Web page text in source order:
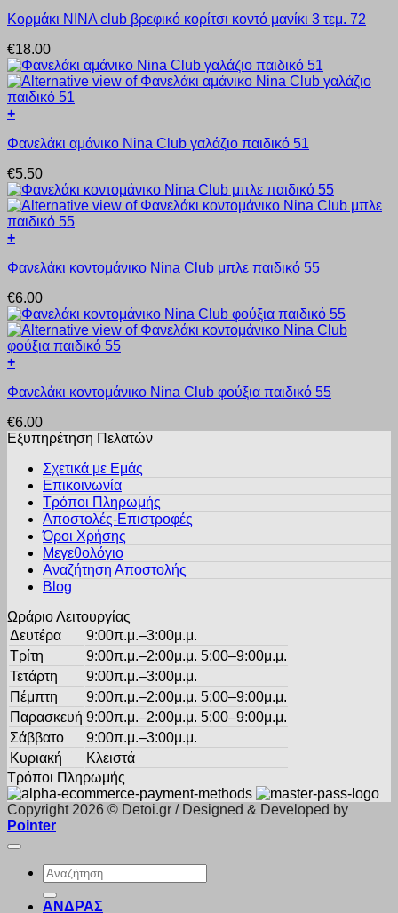
προϊόντος
επιλογές
να
επιλεγούν
στη
σελίδα
του
προϊόντος
το
έχει
πολλαπλές
παραλλαγές.
Οι
επιλογές
να
στη
σελίδα
του
προϊόντος
Κορμάκι ΝΙΝΑ club βρεφικό κορίτσι κοντό μανίκι 3 τεμ. 72
€18.00
+
το
έχει
πολλαπλές
παραλλαγές.
Οι
επιλογές
να
στη
σελίδα
του
προϊόντος
Φανελάκι αμάνικο Nina Club γαλάζιο παιδικό 51
€5.50
+
το
έχει
πολλαπλές
παραλλαγές.
Οι
επιλογές
να
στη
σελίδα
προϊόντος
Φανελάκι κοντομάνικο Nina Club μπλε παιδικό 55
€6.00
+
το
έχει
πολλαπλές
επιλογές
μπορούν
επιλεγούν
σελίδα
Φανελάκι κοντομάνικο Nina Club φούξια παιδικό 55
€6.00
Εξυπηρέτηση Πελατών
Σχετικά με Εμάς
Επικοινωνία
Τρόποι Πληρωμής
Αποστολές-Επιστροφές
Όροι Χρήσης
Μεγεθολόγιο
Αναζήτηση Αποστολής
Blog
Ωράριο Λειτουργίας
Δευτέρα
9:00π.μ.–3:00μ.μ.
Τρίτη
9:00π.μ.–2:00μ.μ. 5:00–9:00μ.μ.
Τετάρτη
9:00π.μ.–3:00μ.μ.
Πέμπτη
9:00π.μ.–2:00μ.μ. 5:00–9:00μ.μ.
Παρασκευή 9:00π.μ.–2:00μ.μ. 5:00–9:00μ.μ.
Σάββατο
9:00π.μ.–3:00μ.μ.
Κυριακή
Κλειστά
Τρόποι Πληρωμής
Copyright 2026 © Detoi.gr / Designed & Developed by
Pointer
Αναζήτηση
για:
ΑΝΔΡΑΣ